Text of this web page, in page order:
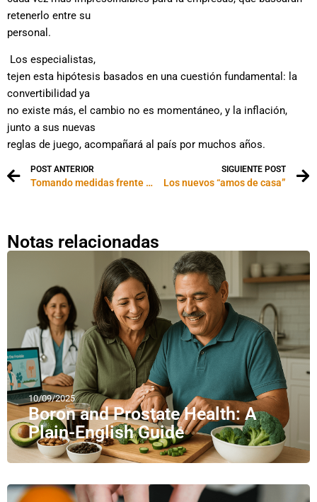
retenerlo entre su
personal.
Los especialistas,
tejen esta hipótesis basados en una cuestión fundamental: la
convertibilidad ya
no existe más, el cambio no es momentáneo, y la inflación,
junto a sus nuevas
reglas de juego, acompañará al país por muchos años.
POST ANTERIOR
Tomando medidas frente al acoso sexual en su lugar de trabajo
SIGUIENTE POST
Los nuevos “amos de casa”
Notas relacionadas
10/09/2025
Boron and Prostate Health: A
Plain-English Guide